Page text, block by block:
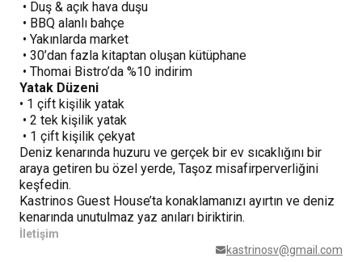
• Duş & açık hava duşu
• BBQ alanlı bahçe
• Yakınlarda market
• 30’dan fazla kitaptan oluşan kütüphane
• Thomai Bistro’da %10 indirim
Yatak Düzeni
• 1 çift kişilik yatak
• 2 tek kişilik yatak
• 1 çift kişilik çekyat
Deniz kenarında huzuru ve gerçek bir ev sıcaklığını bir
araya getiren bu özel yerde, Taşoz misafirperverliğini
keşfedin.
Kastrinos Guest House’ta konaklamanızı ayırtın ve deniz
kenarında unutulmaz yaz anıları biriktirin.
İletişim
kastrinosv@gmail.com